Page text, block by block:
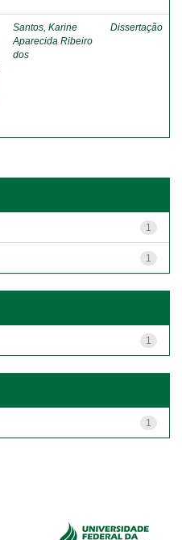
Santos, Karine
Aparecida Ribeiro
dos
Dissertação
1
1
1
1